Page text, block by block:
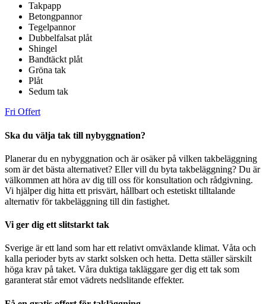
Takpapp
Betongpannor
Tegelpannor
Dubbelfalsat plåt
Shingel
Bandtäckt plåt
Gröna tak
Plåt
Sedum tak
Fri Offert
Ska du välja tak till nybyggnation?
Planerar du en nybyggnation och är osäker på vilken takbeläggning
som är det bästa alternativet? Eller vill du byta takbeläggning? Du är
välkommen att höra av dig till oss för konsultation och rådgivning.
Vi hjälper dig hitta ett prisvärt, hållbart och estetiskt tilltalande
alternativ för takbeläggning till din fastighet.
Vi ger dig ett slitstarkt tak
Sverige är ett land som har ett relativt omväxlande klimat. Våta och
kalla perioder byts av starkt solsken och hetta. Detta ställer särskilt
höga krav på taket. Våra duktiga takläggare ger dig ett tak som
garanterat står emot vädrets nedslitande effekter.